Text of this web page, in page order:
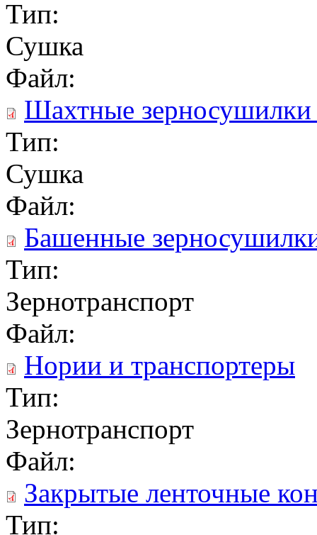
Тип:
Сушка
Файл:
Шахтные зерносушилки
Тип:
Сушка
Файл:
Башенные
Тип:
Зернотранспорт
Файл:
Нории и транспортеры
Тип:
Зернотранспорт
Файл:
Закрытые ленточные
Тип: